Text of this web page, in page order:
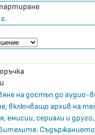
на достъп до аудио-
включващо архив на
емисии, сериали и
Съдържанието